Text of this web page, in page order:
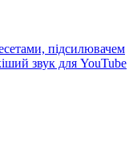
підсилювачем
звук для YouTube